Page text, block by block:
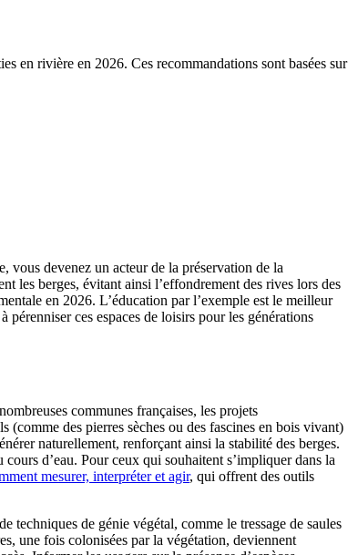
en rivière en 2026. Ces recommandations sont basées sur
vous devenez un acteur de la préservation de la
les berges, évitant ainsi l’effondrement des rives lors des
en 2026. L’éducation par l’exemple est le meilleur
ces espaces de loisirs pour les générations
communes françaises, les projets
(comme des pierres sèches ou des fascines en bois vivant)
naturellement, renforçant ainsi la stabilité des berges.
d’eau. Pour ceux qui souhaitent s’impliquer dans la
mesurer, interpréter et agir, qui offrent des outils
techniques de génie végétal, comme le tressage de saules
une fois colonisées par la végétation, deviennent